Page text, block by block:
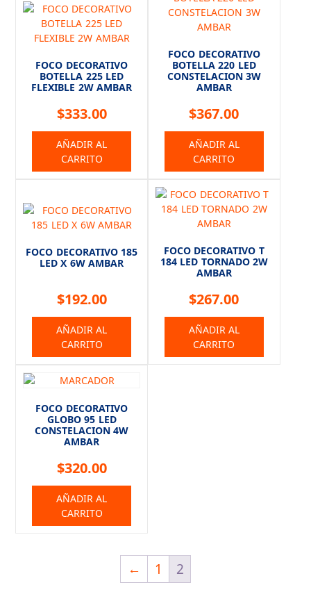
FOCO DECORATIVO
BOTELLA 225 LED
FLEXIBLE 2W AMBAR
$333.00
AÑADIR AL
CARRITO
FOCO DECORATIVO
BOTELLA 220 LED
CONSTELACION 3W
AMBAR
$367.00
AÑADIR AL
CARRITO
FOCO DECORATIVO 185
LED X 6W AMBAR
$192.00
AÑADIR AL
CARRITO
FOCO DECORATIVO T
184 LED TORNADO 2W
AMBAR
$267.00
AÑADIR AL
CARRITO
FOCO DECORATIVO
GLOBO 95 LED
CONSTELACION 4W
AMBAR
$320.00
AÑADIR AL
CARRITO
← 1 2